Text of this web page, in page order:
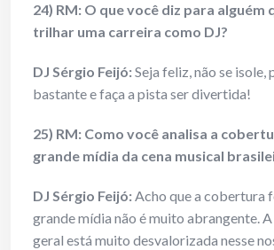
24) RM: O que você diz para alguém
trilhar uma carreira como DJ?
DJ Sérgio Feijó:Seja feliz, não se isole,
bastante e faça a pista ser divertida!
25) RM: Como você analisa a
grande mídia da cena musical
DJ Sérgio Feijó:Acho que a cobertura
grande mídia não é muito abrangente.
geral está muito desvalorizada nesse